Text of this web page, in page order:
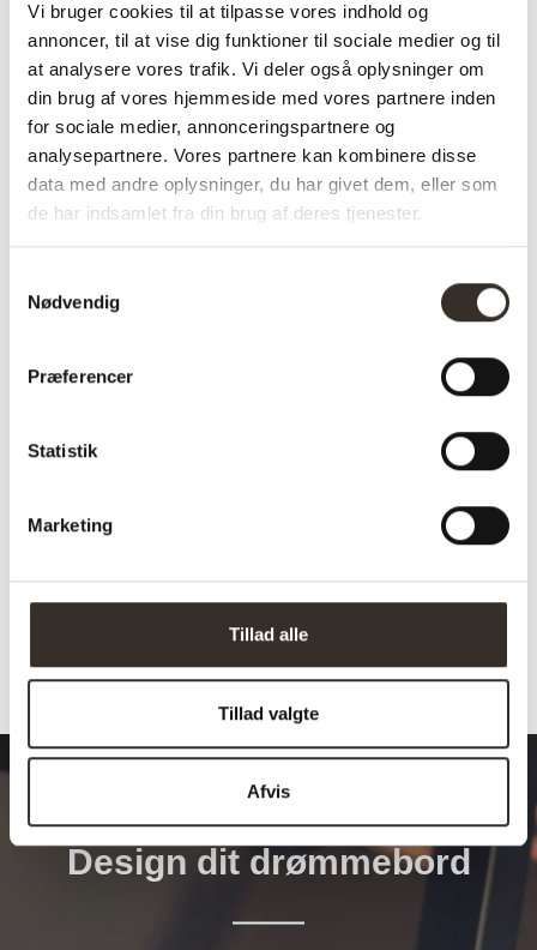
Vi bruger cookies til at tilpasse vores indhold og
annoncer, til at vise dig funktioner til sociale medier og til
at analysere vores trafik. Vi deler også oplysninger om
din brug af vores hjemmeside med vores partnere inden
for sociale medier, annonceringspartnere og
analysepartnere. Vores partnere kan kombinere disse
data med andre oplysninger, du har givet dem, eller som
de har indsamlet fra din brug af deres tjenester.
Nødvendig
Præferencer
Statistik
Marketing
Tillad alle
Tillad valgte
Afvis
Specifikationer:
Model: Pilke P18 wall
I udstilling: Nej
Birke krydsfiner
Farve: Hvid
Højde:
Længde:
Pr. kolli:
Design dit drømmebord